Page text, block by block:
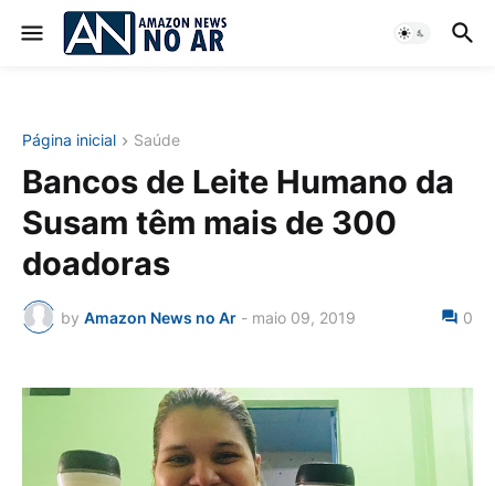
Página inicial Saúde
Bancos de Leite Humano da
Susam têm mais de 300
doadoras
by Amazon News no Ar - maio 09, 2019 0